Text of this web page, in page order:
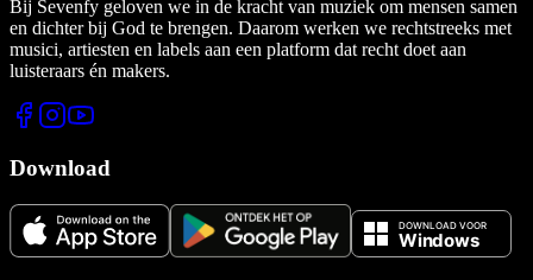
Bij Sevenfy geloven we in de kracht van muziek om mensen samen
en dichter bij God te brengen. Daarom werken we rechtstreeks met
musici, artiesten en labels aan een platform dat recht doet aan
luisteraars én makers.
Download